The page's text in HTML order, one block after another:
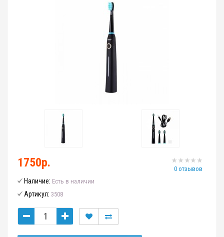
0 отзывов
1750р.
Наличие: Есть в наличии
Артикул: 3508